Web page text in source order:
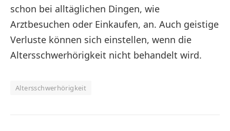
schon bei alltäglichen Dingen, wie
Arztbesuchen oder Einkaufen, an. Auch geistige
Verluste können sich einstellen, wenn die
Altersschwerhörigkeit nicht behandelt wird.
Altersschwerhörigkeit